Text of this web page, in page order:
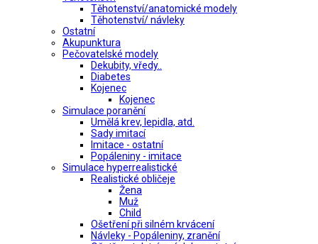
Těhotenství/anatomické modely
Těhotenství/ návleky
Ostatní
Akupunktura
Pečovatelské modely
Dekubity, vředy..
Diabetes
Kojenec
Kojenec
Simulace poranění
Umělá krev, lepidla, atd.
Sady imitací
Imitace - ostatní
Popáleniny - imitace
Simulace hyperrealistické
Realistické obličeje
Žena
Muž
Child
Ošetření při silném krvácení
Návleky - Popáleniny, zranění